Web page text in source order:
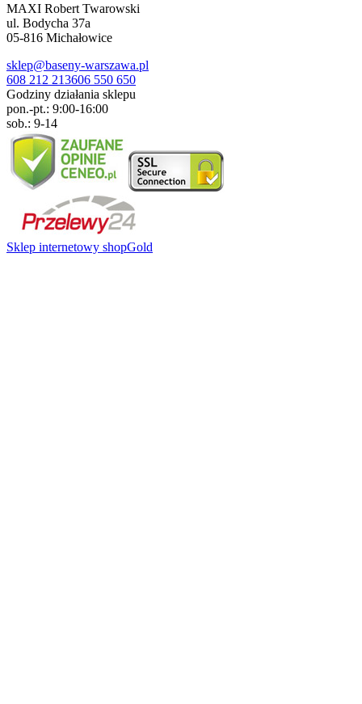
MAXI Robert Twarowski
ul. Bodycha 37a
05-816 Michałowice
sklep@baseny-warszawa.pl
608 212 213606 550 650
Godziny działania sklepu
pon.-pt.: 9:00-16:00
sob.: 9-14
Sklep internetowy shopGold